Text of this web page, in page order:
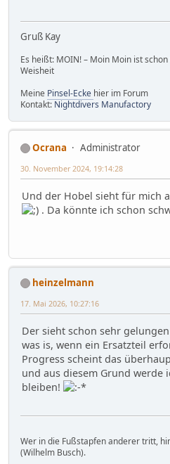
Gruß Kay
Es heißt: MOIN! – Moin Moin ist
Weisheit
Meine Pinsel-Ecke hier im Forum
Kontakt: Nightdivers Manufactory
Ocrana
Administrator
30. November 2024, 19:14:28
Und der Hobel sieht für mich
. Da könnte ich schon
heinzelmann
17. Mai 2026, 10:27:16
Der sieht schon sehr
was is, wenn ein Ersatzteil
Progress scheint das
und aus diesem Grund werde
bleiben!
Wer in die Fußstapfen anderer tritt,
(Wilhelm Busch).